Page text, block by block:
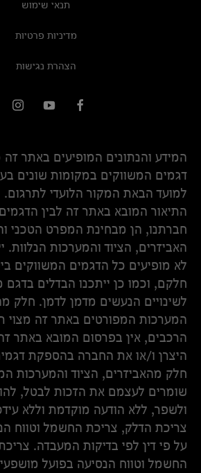
תנאי שימוש
מדיניות פרטיות
הצהרת נגישות
המידע והנתונים המופיעים באתר זה
דגמים המשווקים במקומות שונים
למועד הבאת המקור הלועדי לתרגום.
התיאור המובא באתר זה לבין
חברתנו, הן מבחינת המפרט הטכני
האביזרים, הציוד והמערכות הנלוות.
לא מופיעים כל הדגמים המשווקים
חלקם, וכמו כן ייתכנו הבדלים
לשינויים הנעשים מדמן לדמן. חלק
המערכות המפורטים באתר זה מצוי
הרכבים, אין בפרסום המובא באתר
היצרן ו/או את החברה בהספקת
חלק מהאביזרים, הציוד והמערכות
שומרים לעצמם את הזכות לבטל,
ולשפר, ללא הודעה מוקדמת וללא
צריכת הדלק, צריכת החשמל וטווח
על פי דין לפי בדיקות המעבדה.
החשמל וטווח הנסיעה בפועל